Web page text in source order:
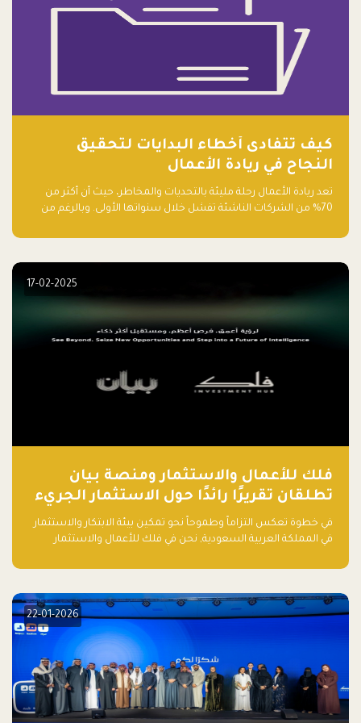
كيف تتفادى أخطاء البدايات لتحقيق
النجاح في ريادة الأعمال
تعد ريادة الأعمال رحلة مليئة بالتحديات والمخاطر، حيث أن أكثر من
70% من الشركات الناشئة تفشل خلال سنواتها الأولى. وبالرغم من
الكثيرون في بداية رحلتهم، وهي التي قد تعرقل نجاحهم. في هذا
17-02-2025
فلك للأعمال والاستثمار ومنصة بيان
تطلقان تقريرًا رائدًا حول الاستثمار الجريء
في الذكاء الاصطناعي بالمملكة العربية
السعودية
في خطوة تعكس التزاماً وطموحاً نحو تمكين بيئة الابتكار والاستثمار
في المملكة العربية السعودية, نحن في فلك للأعمال والاستثمار
الذكاء الاصطناعي: خارطة الطريق للمستثمرين ورواد الأعمال في
22-01-2026